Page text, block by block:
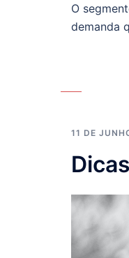
O
demanda
11 DE